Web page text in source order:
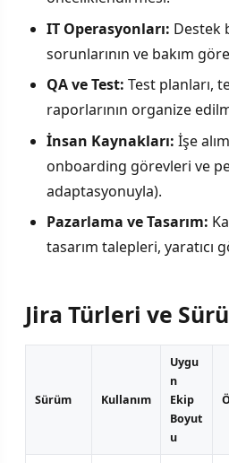
IT Operasyonları: Destek
sorunlarının ve bakım
QA ve Test: Test planları,
raporlarının organize
İnsan Kaynakları: İşe
onboarding görevleri ve
adaptasyonuyla).
Pazarlama ve Tasarım:
tasarım talepleri, yaratıcı
Jira Türleri ve
Sürüm Kullanım
Uygu
n
Ekip
Boyut
u